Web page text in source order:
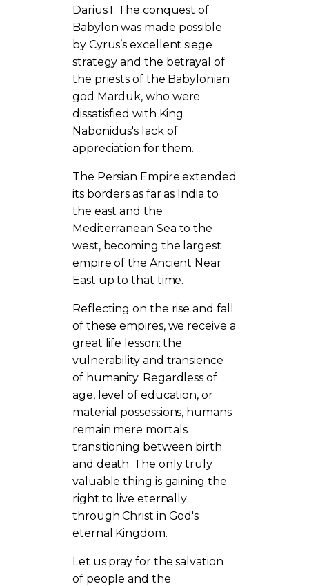
Darius I. The conquest of
Babylon was made possible
by Cyrus’s excellent siege
strategy and the betrayal of
the priests of the Babylonian
god Marduk, who were
dissatisfied with King
Nabonidus's lack of
appreciation for them.
The Persian Empire extended
its borders as far as India to
the east and the
Mediterranean Sea to the
west, becoming the largest
empire of the Ancient Near
East up to that time.
Reflecting on the rise and fall
of these empires, we receive a
great life lesson: the
vulnerability and transience
of humanity. Regardless of
age, level of education, or
material possessions, humans
remain mere mortals
transitioning between birth
and death. The only truly
valuable thing is gaining the
right to live eternally
through Christ in God's
eternal Kingdom.
Let us pray for the salvation
of people and the